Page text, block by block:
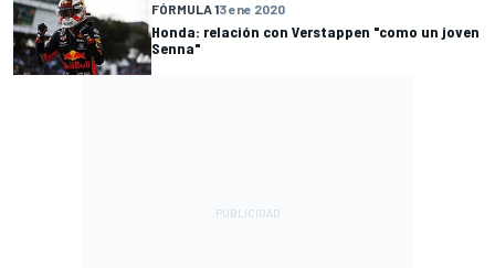
FÓRMULA 13 ene 2020
Honda: relación con Verstappen "como un joven
Senna"